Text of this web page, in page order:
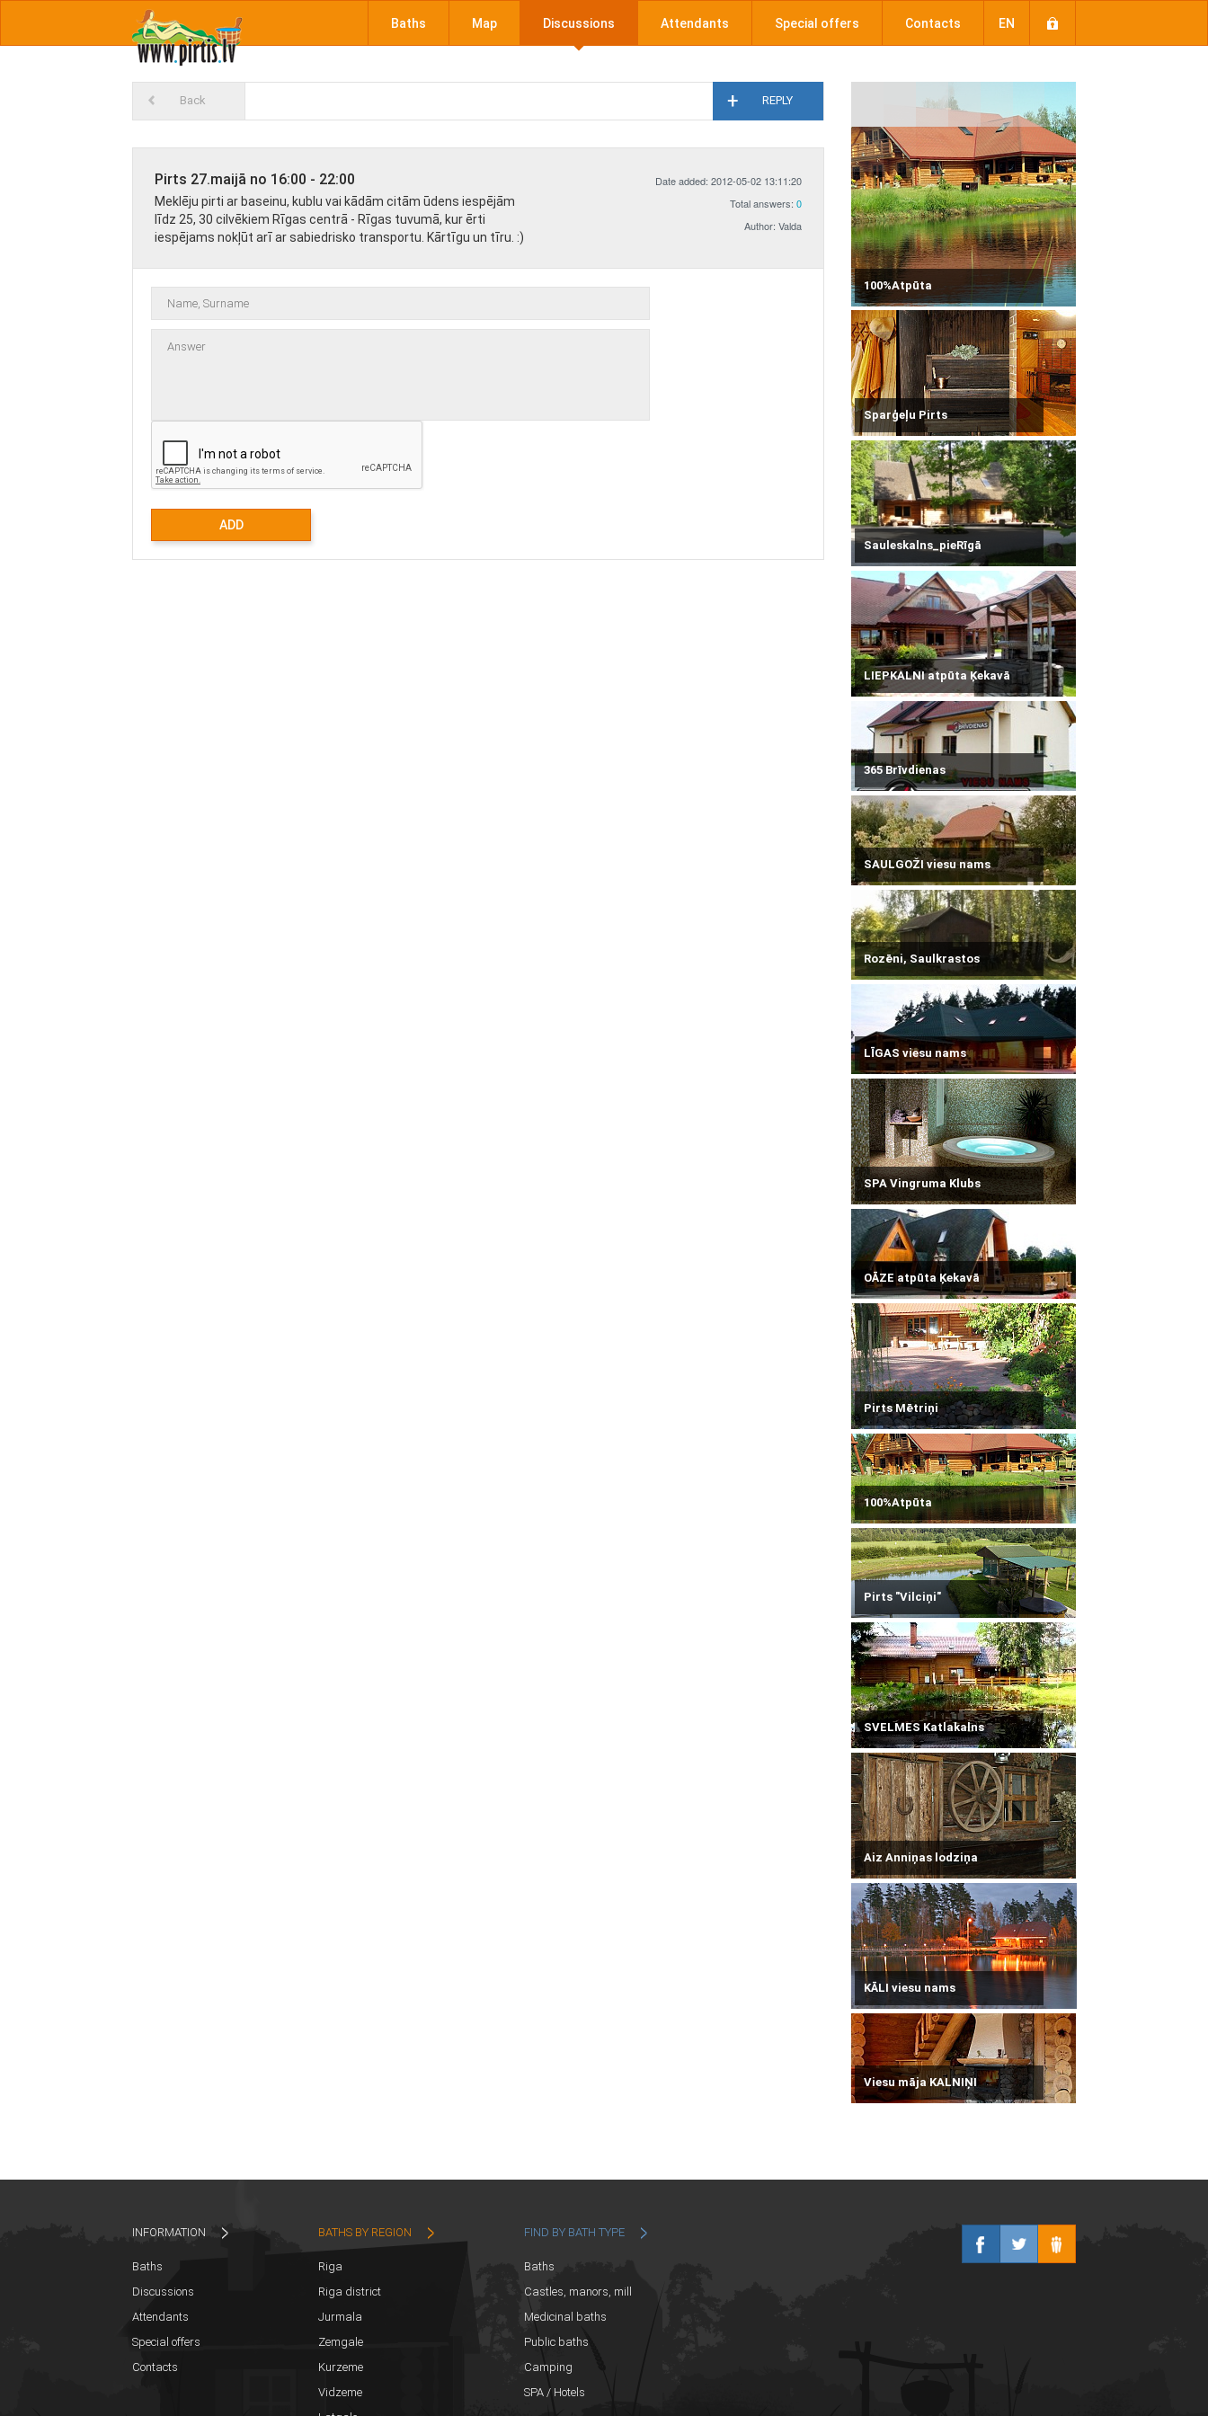
Baths Map Discussions Attendants Special offers Contacts EN
100%Atpūta
Sparģeļu Pirts
Sauleskalns_pieRīgā
LIEPKALNI atpūta Ķekavā
365 Brīvdienas
SAULGOŽI viesu nams
Rozēni, Saulkrastos
LĪGAS viesu nams
SPA Vingruma Klubs
OĀZE atpūta Ķekavā
Pirts Mētriņi
100%Atpūta
Pirts "Vilciņi"
SVELMES Katlakalns
Aiz Anniņas lodziņa
KĀLI viesu nams
Viesu māja KALNIŅI
Back REPLY
Pirts 27.maijā no 16:00 - 22:00
Meklēju pirti ar baseinu, kublu vai kādām citām ūdens iespējām
līdz 25, 30 cilvēkiem Rīgas centrā - Rīgas tuvumā, kur ērti
iespējams nokļūt arī ar sabiedrisko transportu. Kārtīgu un tīru. :)
Date added: 2012-05-02 13:11:20
Total answers: 0
Author: Valda
INFORMATION
Baths
Discussions
Attendants
Special offers
Contacts
BATHS BY REGION
Riga
Riga district
Jurmala
Zemgale
Kurzeme
Vidzeme
FIND BY BATH TYPE
Baths
Castles, manors, mill
Medicinal baths
Public baths
Camping
SPA / Hotels